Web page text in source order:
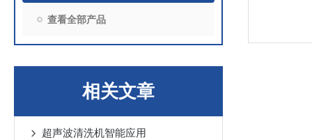
查看全部产品
相关文章
超声波清洗机智能应用